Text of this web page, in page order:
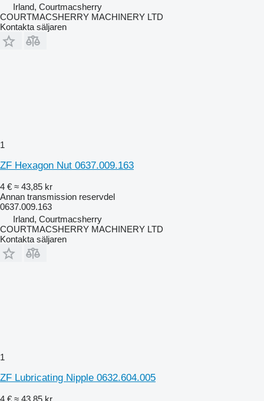
Irland, Courtmacsherry
COURTMACSHERRY MACHINERY LTD
Kontakta säljaren
1
ZF Hexagon Nut 0637.009.163
4 € ≈ 43,85 kr
Annan transmission reservdel
0637.009.163
Irland, Courtmacsherry
COURTMACSHERRY MACHINERY LTD
Kontakta säljaren
1
ZF Lubricating Nipple 0632.604.005
4 € ≈ 43,85 kr